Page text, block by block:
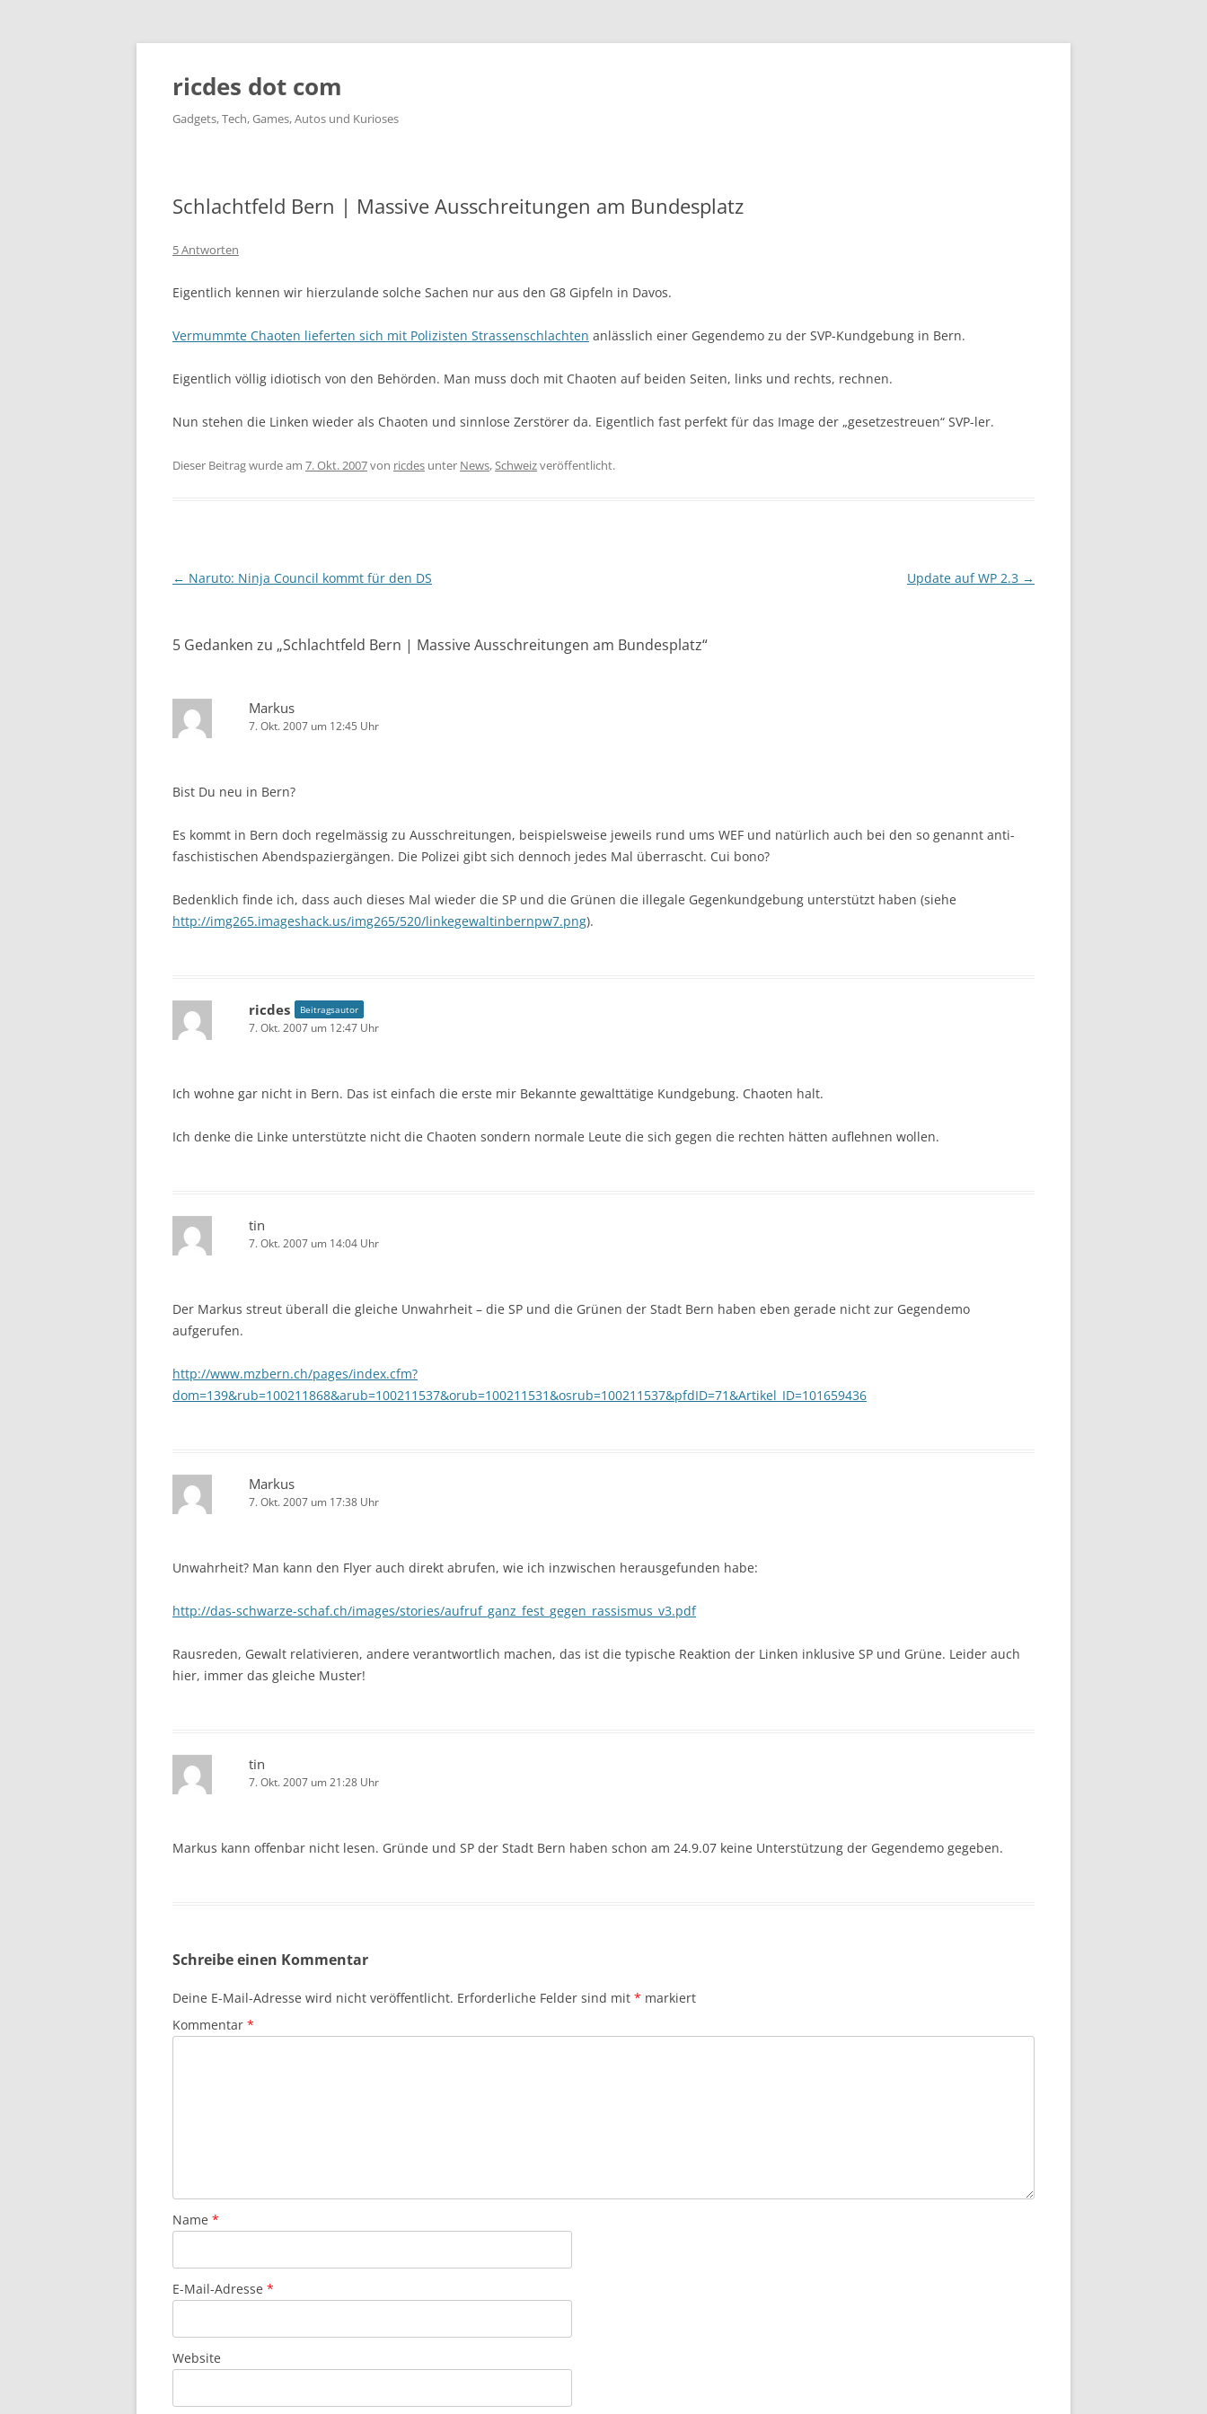
ricdes dot com
Gadgets, Tech, Games, Autos und Kurioses
Schlachtfeld Bern | Massive Ausschreitungen am Bundesplatz
5 Antworten
Eigentlich kennen wir hierzulande solche Sachen nur aus den G8 Gipfeln in Davos.
Vermummte Chaoten lieferten sich mit Polizisten Strassenschlachten anlässlich einer Gegendemo zu der SVP-Kundgebung in Bern.
Eigentlich völlig idiotisch von den Behörden. Man muss doch mit Chaoten auf beiden Seiten, links und rechts, rechnen.
Nun stehen die Linken wieder als Chaoten und sinnlose Zerstörer da. Eigentlich fast perfekt für das Image der „gesetzestreuen“ SVP-ler.
Dieser Beitrag wurde am 7. Okt. 2007von ricdes unter News,Schweizveröffentlicht.
Beitragsnavigation
← Naruto: Ninja Council kommt für den DS Update auf WP 2.3 →
5 Gedanken zu „Schlachtfeld Bern | Massive Ausschreitungen am Bundesplatz“
Markus
7. Okt. 2007 um 12:45 Uhr
Bist Du neu in Bern?
Es kommt in Bern doch regelmässig zu Ausschreitungen, beispielsweise jeweils rund ums WEF und natürlich auch bei den so genannt anti-
faschistischen Abendspaziergängen. Die Polizei gibt sich dennoch jedes Mal überrascht. Cui bono?
Bedenklich finde ich, dass auch dieses Mal wieder die SP und die Grünen die illegale Gegenkundgebung unterstützt haben (siehe
http://img265.imageshack.us/img265/520/linkegewaltinbernpw7.png).
ricdes Beitragsautor
7. Okt. 2007 um 12:47 Uhr
Ich wohne gar nicht in Bern. Das ist einfach die erste mir Bekannte gewalttätige Kundgebung. Chaoten halt.
Ich denke die Linke unterstützte nicht die Chaoten sondern normale Leute die sich gegen die rechten hätten auflehnen wollen.
tin
7. Okt. 2007 um 14:04 Uhr
Der Markus streut überall die gleiche Unwahrheit – die SP und die Grünen der Stadt Bern haben eben gerade nicht zur Gegendemo
aufgerufen.
http://www.mzbern.ch/pages/index.cfm?
dom=139&rub=100211868&arub=100211537&orub=100211531&osrub=100211537&pfdID=71&Artikel_ID=101659436
Markus
7. Okt. 2007 um 17:38 Uhr
Unwahrheit? Man kann den Flyer auch direkt abrufen, wie ich inzwischen herausgefunden habe:
http://das-schwarze-schaf.ch/images/stories/aufruf_ganz_fest_gegen_rassismus_v3.pdf
Rausreden, Gewalt relativieren, andere verantwortlich machen, das ist die typische Reaktion der Linken inklusive SP und Grüne. Leider auch
hier, immer das gleiche Muster!
tin
7. Okt. 2007 um 21:28 Uhr
Markus kann offenbar nicht lesen. Gründe und SP der Stadt Bern haben schon am 24.9.07 keine Unterstützung der Gegendemo gegeben.
Schreibe einen Kommentar
Deine E-Mail-Adresse wird nicht veröffentlicht. Erforderliche Felder sind mit * markiert
Kommentar *
Name *
E-Mail-Adresse *
Website